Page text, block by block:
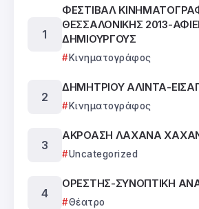
ΦΕΣΤΙΒΑΛ
ΘΕΣΣΑΛΟΝΙΚΗΣ 2013-
ΔΗΜΙΟΥΡΓΟΥΣ
Κινηματογράφος
ΔΗΜΗΤΡΙΟΥ ΑΛΙΝΤΑ-
Κινηματογράφος
ΑΚΡΟΑΣΗ ΛΑΧΑΝΑ
Uncategorized
ΟΡΕΣΤΗΣ-ΣΥΝΟΠΤΙΚΗ
Θέατρο